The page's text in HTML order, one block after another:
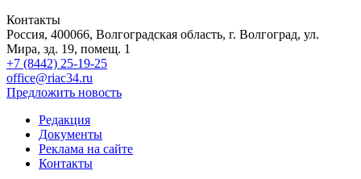
Контакты
Россия, 400066, Волгоградская область, г. Волгоград, ул.
Мира, зд. 19, помещ. 1
+7 (8442) 25-19-25
office@riac34.ru
Предложить новость
Редакция
Документы
Реклама на сайте
Контакты